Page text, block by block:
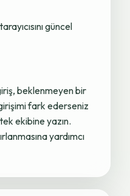
güncel
beklenmeyen bir
fark ederseniz
ekibine yazın.
yardımcı